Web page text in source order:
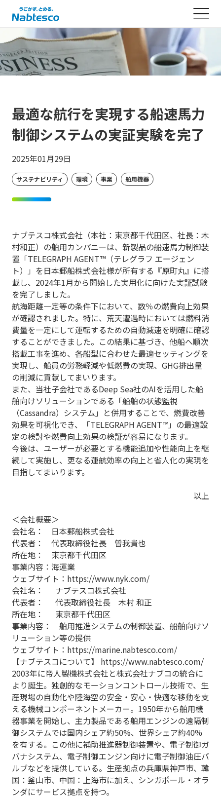
最適な航行を実現する船速馬力
制御システムの実証実験を完了
2025年01月29日
サステナビリティ 環境 事業 舶用機器
ナブテスコ株式会社（本社：東京都千代田区、社長：木
村和正）の舶用カンパニーは、新製品の船速馬力制御装
置「TELEGRAPH AGENT™ （テレグラフ エージェン
ト）」を日本郵船株式会社様が所有する『原町丸』に搭
載し、 2024年1月から開始した実用化に向けた実証試験
を完了しました。
航海距離一定等の条件下において、数％の燃費向上効果
が確認されました。特に、荒天遭遇時においては燃料消
費量を一定にして運転するための自動減速を明確に確認
することができました。この結果に基づき、他船へ順次
搭載工事を進め、各船型に合わせた最適セッティングを
実現し、船員の労務軽減や低燃費の実現、 GHG排出量
の削減に貢献してまいります。
また、当社子会社であるDeep Sea社のAIを活用した船
舶向けソリューションである「船舶の状態監視
（Cassandra）システム」と併用することで、燃費改善
効果を可視化でき、「TELEGRAPH AGENT™」の最適設
定の検討や燃費向上効果の検証が容易になります。
今後は、ユーザーが必要とする機能追加や性能向上を継
続して実施し、更なる運航効率の向上と省人化の実現を
目指してまいります。
以上
＜会社概要＞
会社名： 日本郵船株式会社
代表者： 代表取締役社長 曽我貴也
所在地： 東京都千代田区
事業内容：海運業
ウェブサイト： https://www.nyk.com/
会社名：
ナブテスコ株式会社
代表者： 代表取締役社長 木村 和正
所在地： 東京都千代田区
事業内容： 舶用推進システムの制御装置、船舶向けソ
リューション等の提供
ウェブサイト： https://marine.nabtesco.com/
【ナブテスコについて】 https://www.nabtesco.com/
2003年に帝人製機株式会社と株式会社ナブコの統合に
より誕生。独創的なモーションコントロール技術で、生
産現場の自動化や陸海空の安全・安心・快適な移動を支
える機械コンポーネントメーカー。1950年から舶用機
器事業を開始し、主力製品である舶用エンジンの遠隔制
御システムでは国内シェア約50%、世界シェア約40%
を有する。この他に補助推進器制御装置や、電子制御ガ
バナシステム、電子制御エンジン向けに電子制御油圧バ
ルブなどを提供している。生産拠点の兵庫県神戸市、韓
国：釜山市、中国：上海市に加え、シンガポール・オラ
ンダにサービス拠点を持つ。